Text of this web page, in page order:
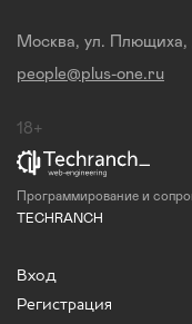
Москва, ул. Плющиха,
people@plus-one.ru
18+
Программирование и
TECHRANCH
Вход
Регистрация